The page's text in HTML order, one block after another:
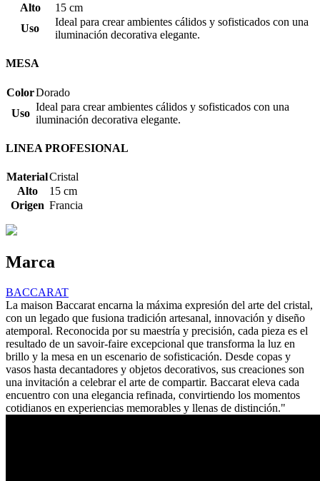
Alto
15 cm
Uso
Ideal para crear ambientes cálidos y sofisticados con una
iluminación decorativa elegante.
MESA
ColorDorado
Uso
Ideal para crear ambientes cálidos y sofisticados con una
iluminación decorativa elegante.
LINEA PROFESIONAL
MaterialCristal
Alto
15 cm
Origen Francia
Marca
BACCARAT
La maison Baccarat encarna la máxima expresión del arte del cristal,
con un legado que fusiona tradición artesanal, innovación y diseño
atemporal. Reconocida por su maestría y precisión, cada pieza es el
resultado de un savoir-faire excepcional que transforma la luz en
brillo y la mesa en un escenario de sofisticación. Desde copas y
vasos hasta decantadores y objetos decorativos, sus creaciones son
una invitación a celebrar el arte de compartir. Baccarat eleva cada
encuentro con una elegancia refinada, convirtiendo los momentos
cotidianos en experiencias memorables y llenas de distinción."